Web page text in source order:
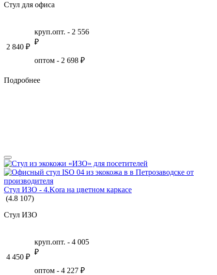
Стул для офиса
2 840 ₽
круп.опт. - 2 556
₽
оптом - 2 698 ₽
Подробнее
Стул ИЗО - 4.Kora на цветном каркасе
(4.8 107)
Стул ИЗО
4 450 ₽
круп.опт. - 4 005
₽
оптом - 4 227 ₽